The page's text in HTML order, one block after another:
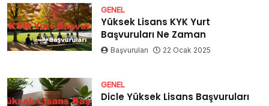
GENEL
Yüksek Lisans KYK Yurt
Başvuruları Ne Zaman
Başvuruları 22 Ocak 2025
GENEL
Dicle Yüksek Lisans Başvuruları